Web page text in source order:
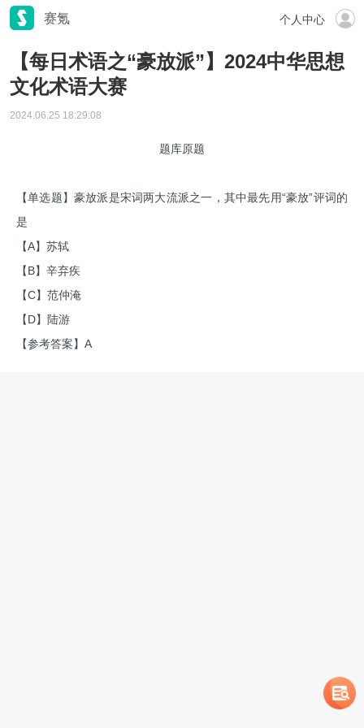
赛氪 个人中心
【每日术语之“豪放派”】2024中华思想
文化术语大赛
2024.06.25 18:29:08
题库原题
【单选题】豪放派是宋词两大流派之一，其中最先用“豪放”评词的
是
【A】苏轼
【B】辛弃疾
【C】范仲淹
【D】陆游
【参考答案】A